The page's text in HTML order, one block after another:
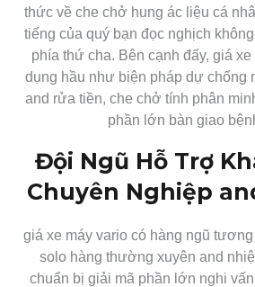
thức về che chở hung ác liệu cá
tiếng của quý bạn đọc nghịch
phía thứ cha. Bên cạnh đấy, giá
dụng hầu như biện pháp dự chống
and rửa tiền, che chở tính phân
phần lớn bàn giao
Đội Ngũ Hỗ Trợ
Chuyên Nghiệp
giá xe máy vario có hàng ngũ
solo hàng thường xuyên and
chuẩn bị giải mã phần lớn nghi